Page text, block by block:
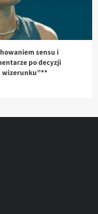
sensu i
po decyzji
wizerunku”**